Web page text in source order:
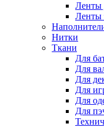
Ленты
Ленты
Нитки
Ткани
Для
Для
Для
Для
Для
Для